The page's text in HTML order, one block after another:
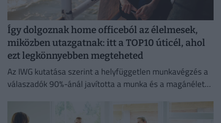
Így dolgoznak home officeból az élelmesek,
miközben utazgatnak: itt a TOP10 úticél, ahol
ezt legkönnyebben megteheted
Az IWG kutatása szerint a helyfüggetlen munkavégzés a
válaszadók 90%-ánál javította a munka és a magánélet